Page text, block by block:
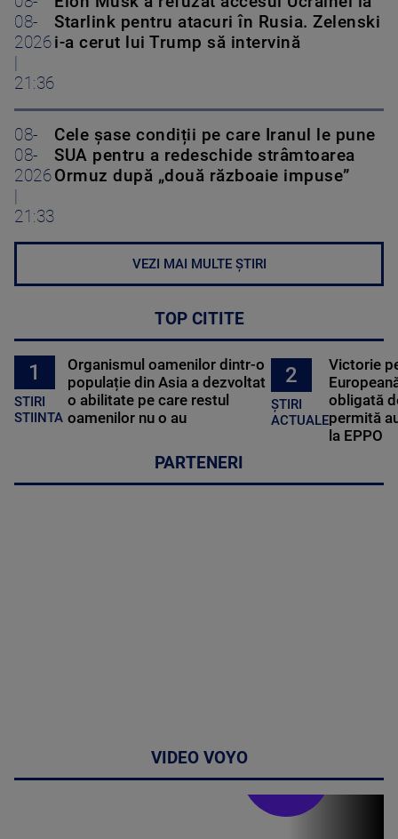
08-
2026
21:36
Starlink pentru atacuri în Rusia. Zelenski
i-a cerut lui Trump să intervină
08-
08-
2026
21:33
Cele șase condiții pe care Iranul le pune
SUA pentru a redeschide strâmtoarea
Ormuz după „două războaie impuse”
VEZI MAI MULTE ȘTIRI
TOP CITITE
1
STIRI
STIINTA
Organismul oamenilor dintr-o
populație din Asia a dezvoltat
o abilitate pe care restul
oamenilor nu o au
2
ȘTIRI
ACTUALE
Victorie
obligată
permită
la EPPO
PARTENERI
VIDEO VOYO